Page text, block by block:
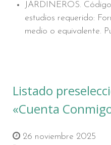
JARDINEROS.
estudios requerido:
medio o equivalente.
Listado
«Cuenta
26 noviembre 2025